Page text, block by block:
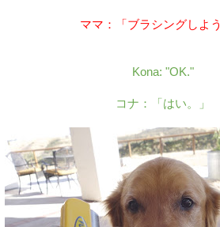
ママ：「ブラシングしよう
Kona: "OK."
コナ：「はい。」